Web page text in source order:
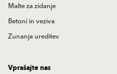
Malte za zidanje
Betoni in veziva
Zunanja ureditev
Vprašajte nas